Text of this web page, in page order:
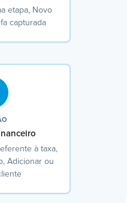
etapa, Novo
capturada
à taxa,
Adicionar ou